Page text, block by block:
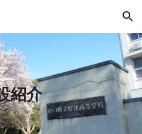
Skip to navigation
紹介